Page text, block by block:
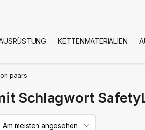
KETTENMATERIALIEN
paars
Schlagwort